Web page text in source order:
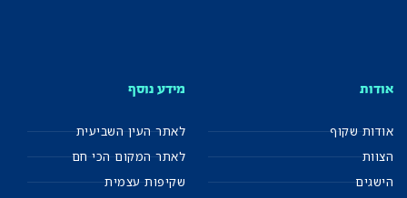
אודות
אודות שקוף
הצוות
הישגים
מידע נוסף
לאתר העין השביעית
לאתר המקום הכי חם
שקיפות עצמית